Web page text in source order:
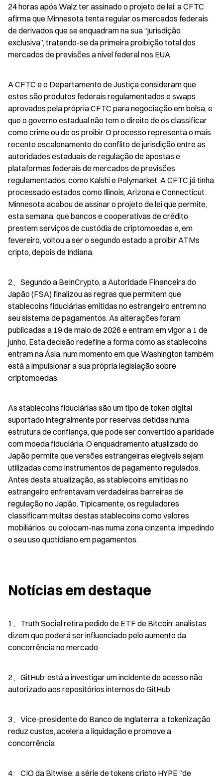
24 horas após Walz ter assinado o projeto de lei; a CFTC
afirma que Minnesota tenta regular os mercados federais
de derivados que se enquadram na sua “jurisdição
exclusiva”, tratando-se da primeira proibição total dos
mercados de previsões a nível federal nos EUA.
A CFTC e o Departamento de Justiça consideram que
estes são produtos federais regulamentados e swaps
aprovados pela própria CFTC para negociação em bolsa, e
que o governo estadual não tem o direito de os classificar
como crime ou de os proibir. O processo representa o mais
recente escalonamento do conflito de jurisdição entre as
autoridades estaduais de regulação de apostas e
plataformas federais de mercados de previsões
regulamentados, como Kalshi e Polymarket. A CFTC já tinha
processado estados como Illinois, Arizona e Connecticut.
Minnesota acabou de assinar o projeto de lei que permite,
esta semana, que bancos e cooperativas de crédito
prestem serviços de custódia de criptomoedas e, em
fevereiro, voltou a ser o segundo estado a proibir ATMs
cripto, depois de Indiana.
2、Segundo a BeInCrypto, a Autoridade Financeira do
Japão (FSA) finalizou as regras que permitem que
stablecoins fiduciárias emitidas no estrangeiro entrem no
seu sistema de pagamentos. As alterações foram
publicadas a 19 de maio de 2026 e entram em vigor a 1 de
junho. Esta decisão redefine a forma como as stablecoins
entram na Ásia, num momento em que Washington também
está a impulsionar a sua própria legislação sobre
criptomoedas.
As stablecoins fiduciárias são um tipo de token digital
suportado integralmente por reservas detidas numa
estrutura de confiança, que pode ser convertido a paridade
com moeda fiduciária. O enquadramento atualizado do
Japão permite que versões estrangeiras elegíveis sejam
utilizadas como instrumentos de pagamento regulados.
Antes desta atualização, as stablecoins emitidas no
estrangeiro enfrentavam verdadeiras barreiras de
regulação no Japão. Tipicamente, os reguladores
classificam muitas destas stablecoins como valores
mobiliários, ou colocam-nas numa zona cinzenta, impedindo
o seu uso quotidiano em pagamentos.
Notícias em destaque
1、Truth Social retira pedido de ETF de Bitcoin; analistas
dizem que poderá ser influenciado pelo aumento da
concorrência no mercado
2、GitHub: está a investigar um incidente de acesso não
autorizado aos repositórios internos do GitHub
3、Vice-presidente do Banco de Inglaterra: a tokenização
reduz custos, acelera a liquidação e promove a
concorrência
4、CIO da Bitwise: a série de tokens cripto HYPE “de